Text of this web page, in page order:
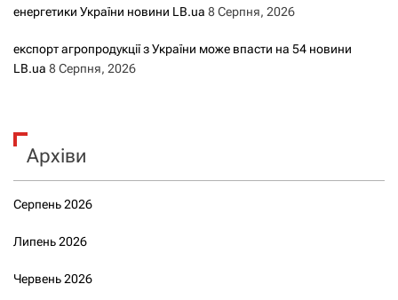
енергетики України новини LB.ua 8 Серпня, 2026
експорт агропродукції з України може впасти на 54 новини
LB.ua 8 Серпня, 2026
Архіви
Серпень 2026
Липень 2026
Червень 2026